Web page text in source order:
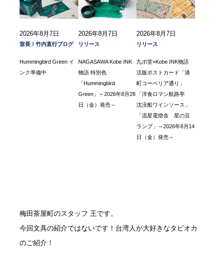
2026年8月7日
室長！竹内直行ブログ
Hummingbird Green イ
ンク準備中
2026年8月7日
リリース
NAGASAWA Kobe INK
物語 特別色
「Hummingbird
Green」～2026年8月28
日（金）発売～
2026年8月7日
リリース
九ポ堂×Kobe INK物語
活版ポストカード「港
町コーベリア通り」
「洋食ロマン航路亭
沈没船ワインソース」
「流星電燈舎 星の豆
ランプ」～2026年8月14
日（金）発売～
梅田茶屋町のスタッフ 王です。
今回文具の紹介ではないです！台湾人が大好きなタピオカ
のご紹介！